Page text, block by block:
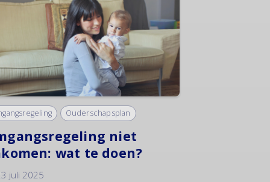
Ouderschapsplan
niet
wat te doen?
juli 2025